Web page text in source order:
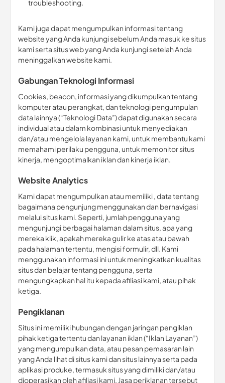
troubleshooting.
Kami juga dapat mengumpulkan informasi tentang
website yang Anda kunjungi sebelum Anda masuk ke situs
kami serta situs web yang Anda kunjungi setelah Anda
meninggalkan website kami.
Gabungan Teknologi Informasi
Cookies, beacon, informasi yang dikumpulkan tentang
komputer atau perangkat, dan teknologi pengumpulan
data lainnya (“Teknologi Data”) dapat digunakan secara
individual atau dalam kombinasi untuk menyediakan
dan/atau mengelola layanan kami, untuk membantu kami
memahami perilaku pengguna, untuk memonitor situs
kinerja, mengoptimalkan iklan dan kinerja iklan.
Website Analytics
Kami dapat mengumpulkan atau memiliki , data tentang
bagaimana pengunjung menggunakan dan bernavigasi
melalui situs kami. Seperti, jumlah pengguna yang
mengunjungi berbagai halaman dalam situs, apa yang
mereka klik, apakah mereka gulir ke atas atau bawah
pada halaman tertentu, mengisi formulir, dll. Kami
menggunakan informasi ini untuk meningkatkan kualitas
situs dan belajar tentang pengguna, serta
mengungkapkan hal itu kepada afiliasi kami, atau pihak
ketiga.
Pengiklanan
Situs ini memiliki hubungan dengan jaringan pengiklan
pihak ketiga tertentu dan layanan iklan (“Iklan Layanan”)
yang mengumpulkan data, atau pesan pemasaran lain
yang Anda lihat di situs kami dan situs lainnya serta pada
aplikasi produke, termasuk situs yang dimiliki dan/atau
dioperasikan oleh afiliasi kami. Jasa periklanan tersebut